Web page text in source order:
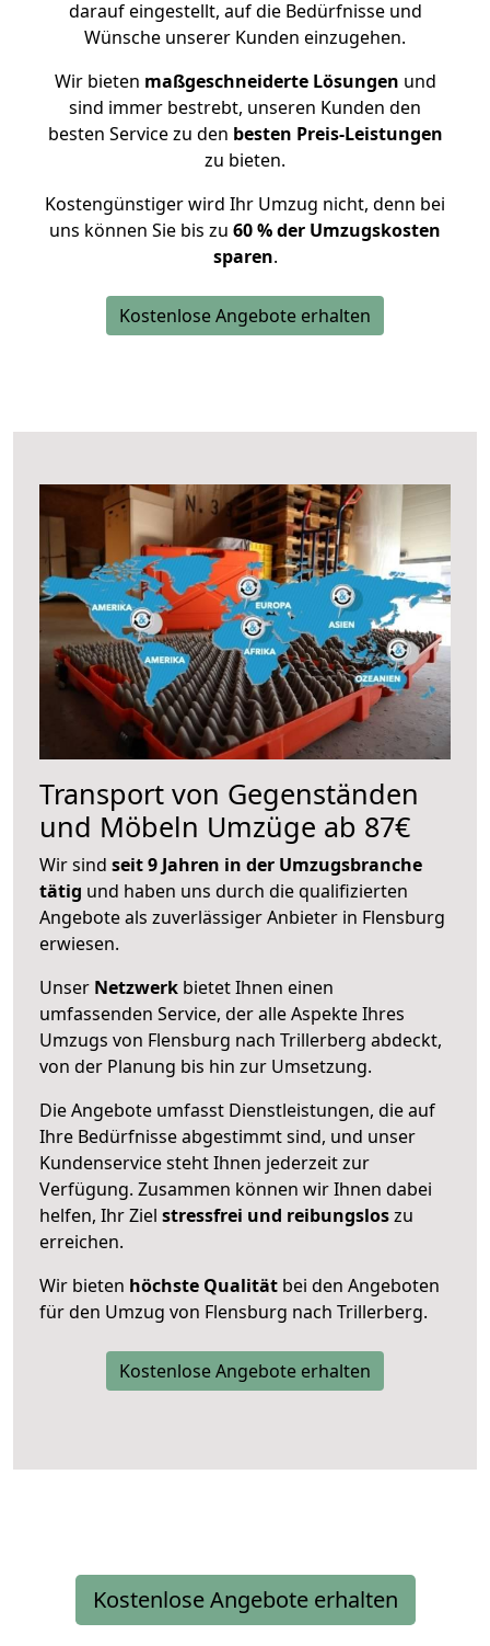
darauf eingestellt, auf die Bedürfnisse und
Wünsche unserer Kunden einzugehen.
Wir bieten maßgeschneiderte Lösungen und
sind immer bestrebt, unseren Kunden den
besten Service zu den besten Preis-Leistungen
zu bieten.
Kostengünstiger wird Ihr Umzug nicht, denn bei
uns können Sie bis zu 60 % der Umzugskosten
sparen.
Kostenlose Angebote erhalten
Transport von Gegenständen
und Möbeln Umzüge ab 87€
Wir sind seit 9 Jahren in der Umzugsbranche
tätig und haben uns durch die qualifizierten
Angebote als zuverlässiger Anbieter in Flensburg
erwiesen.
Unser Netzwerk bietet Ihnen einen
umfassenden Service, der alle Aspekte Ihres
Umzugs von Flensburg nach Trillerberg abdeckt,
von der Planung bis hin zur Umsetzung.
Die Angebote umfasst Dienstleistungen, die auf
Ihre Bedürfnisse abgestimmt sind, und unser
Kundenservice steht Ihnen jederzeit zur
Verfügung. Zusammen können wir Ihnen dabei
helfen, Ihr Ziel stressfrei und reibungsloszu
erreichen.
Wir bieten höchste Qualität bei den Angeboten
für den Umzug von Flensburg nach Trillerberg.
Kostenlose Angebote erhalten
Kostenlose Angebote erhalten